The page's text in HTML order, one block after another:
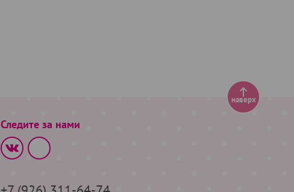
Следите за нами
наверх